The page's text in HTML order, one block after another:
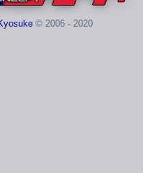
© 2006 - 2020